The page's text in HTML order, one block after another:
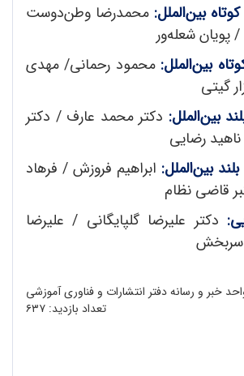
بین‌الملل: محمدرضا وطن‌دوست
شعله‌ور
بین‌الملل: محمود رحمانی/ مهدی
گیتی
بین‌الملل: دکتر محمد عارف / دکتر
رضایی
بین‌الملل: ابراهیم فروزش / فرهاد
قاضی نظام
دکتر علیرضا گلپایگانی / علیرضا
سربخش
خبر و رسانه دفتر انتشارات و فناوری آموزشی
تعداد بازدید: ۶۳۷